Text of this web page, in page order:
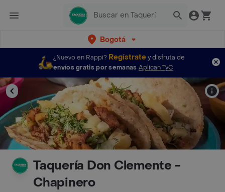
Bogotá
¿Nuevo en Rappi? Regístratey disfruta de
envíos gratis por semanas Aplican TyC
Taquería Don Clemente -
Chapinero